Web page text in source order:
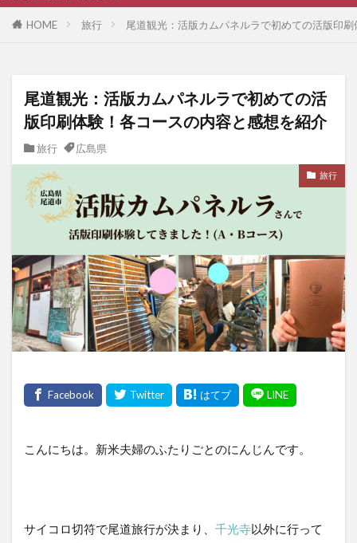
HOME 旅行 尾道観光：活版カムパネルラで初めての活版印
尾道観光：活版カムパネルラで初めての活
版印刷体験！各コースの内容と感想を紹介
旅行 広島県
旅行
こんにちは。新米夫婦のふたりごとのにんじんです。
サイコロ切符で尾道旅行が決まり、 千光寺以外に行って